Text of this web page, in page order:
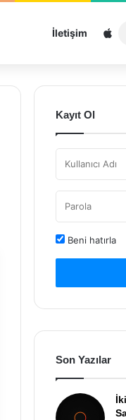
İletişim
Kayıt Ol
Beni hatırla
Son Yazılar